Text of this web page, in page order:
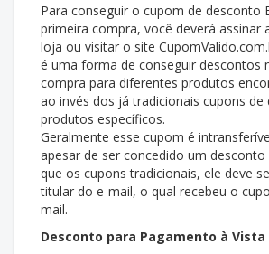
Para conseguir o cupom de desconto
primeira compra, você deverá assinar
loja ou visitar o site
é uma forma de conseguir descontos
compra para diferentes produtos
ao invés dos já tradicionais cupons de
produtos específicos.
Geralmente esse cupom é
apesar de ser concedido um
que os cupons tradicionais, ele deve
titular do e-mail, o qual recebeu o
mail.
Desconto para Pagamento à Vista